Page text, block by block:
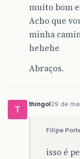
muito bom
Acho que
minha
hehehe
Abraços.
T
thingol29 de
Filipe
isso é